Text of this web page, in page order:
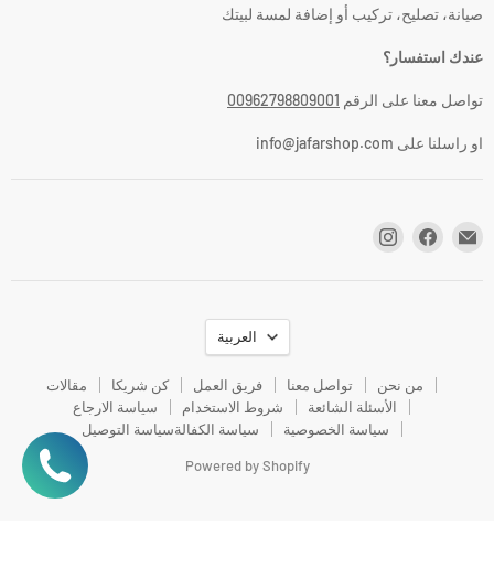
صيانة، تصليح، تركيب أو إضافة لمسة لبيتك
عندك استفسار؟
تواصل معنا على الرقم 00962798809001
او راسلنا على info@jafarshop.com
اللغةالعربية
من نحن تواصل معنا فريق العمل كن شريكا
مقالات
الأسئلة الشائعة
شروط الاستخدام
سياسة الارجاع
سياسة الخصوصية
سياسة الكفالةسياسة التوصيل
Powered by Shopify